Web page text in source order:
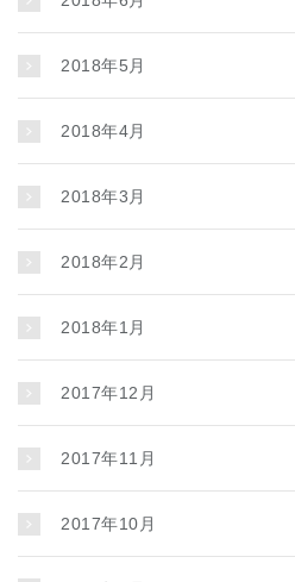
2018年5月
2018年4月
2018年3月
2018年2月
2018年1月
2017年12月
2017年11月
2017年10月